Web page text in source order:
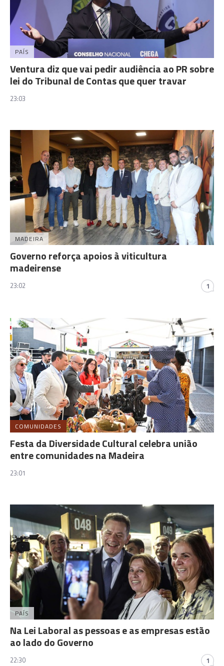
PAÍS
Ventura diz que vai pedir audiência ao PR sobre
lei do Tribunal de Contas que quer travar
23:03
MADEIRA
Governo reforça apoios à viticultura
madeirense
23:02 1
COMUNIDADES
Festa da Diversidade Cultural celebra união
entre comunidades na Madeira
23:01
PAÍS
Na Lei Laboral as pessoas e as empresas estão
ao lado do Governo
22:30 1